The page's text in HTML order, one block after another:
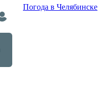
Погода в Челябинске